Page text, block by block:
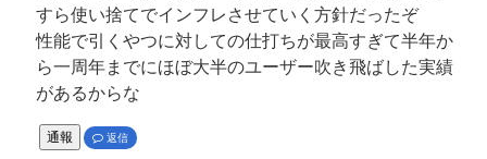
すら使い捨てでインフレさせていく方針だったぞ
性能で引くやつに対しての仕打ちが最高すぎて半年か
ら一周年までにほぼ大半のユーザー吹き飛ばした実績
があるからな
通報 返信